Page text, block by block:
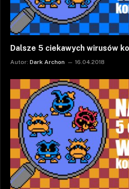
Dalsze 5 ciekawych wirusów
Autor: Dark Archon 16.04.2018